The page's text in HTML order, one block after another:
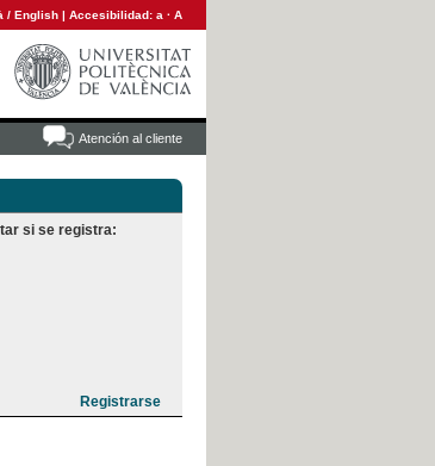
/ English | Accesibilidad: a · A
Atención al cliente
si se registra: